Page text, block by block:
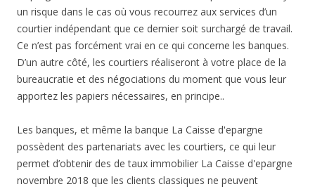
un risque dans le cas où vous recourrez aux services d’un
courtier indépendant que ce dernier soit surchargé de travail.
Ce n’est pas forcément vrai en ce qui concerne les banques.
D’un autre côté, les courtiers réaliseront à votre place de la
bureaucratie et des négociations du moment que vous leur
apportez les papiers nécessaires, en principe..
Les banques, et même la banque La Caisse d'epargne
possèdent des partenariats avec les courtiers, ce qui leur
permet d’obtenir des de taux immobilier La Caisse d'epargne
novembre 2018 que les clients classiques ne peuvent